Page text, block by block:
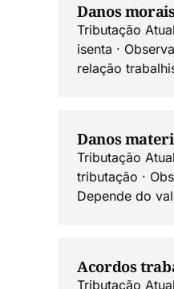
Danos
Tributação
isenta ·
relação
Danos
Tributação
tributação ·
Depende do
Acordos
Tributação